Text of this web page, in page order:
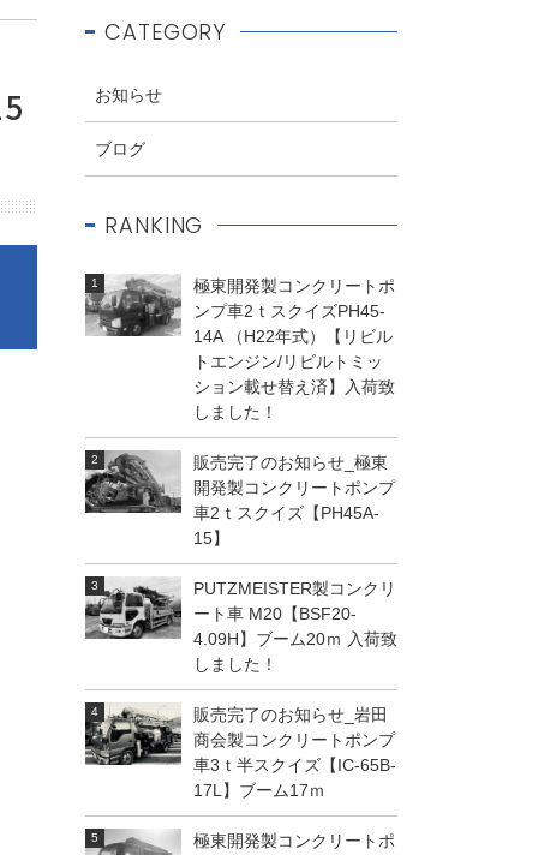
CATEGORY
お知らせ
ブログ
RANKING
極東開発製コンクリートポ
ンプ車2ｔスクイズPH45-
14A （H22年式）【リビル
トエンジン/リビルトミッ
ション載せ替え済】入荷致
しました！
販売完了のお知らせ_極東
開発製コンクリートポンプ
車2ｔスクイズ【PH45A-
15】
PUTZMEISTER製コンクリ
ート車 M20【BSF20-
4.09H】ブーム20ｍ 入荷致
しました！
販売完了のお知らせ_岩田
商会製コンクリートポンプ
車3ｔ半スクイズ【IC-65B-
17L】ブーム17ｍ
極東開発製コンクリートポ